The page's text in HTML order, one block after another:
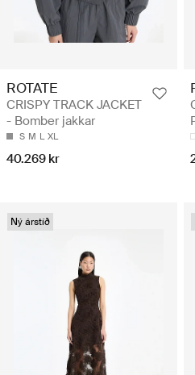
ROTATE
CRISPY TRACK JACKET
- Bomber jakkar
S M L XL
40.269 kr
Ný árstíð